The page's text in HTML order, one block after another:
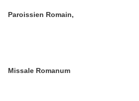
Paroissien Romain,
Missale Romanum